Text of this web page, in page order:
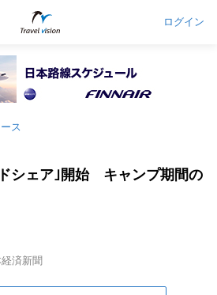
ログイン
ス
シェア｣開始 キャンプ期間の
済新聞